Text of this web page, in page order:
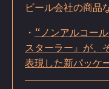
ビール会社の商品
・ “ノンアルコー
スターラー』が、
表現した新パッケ